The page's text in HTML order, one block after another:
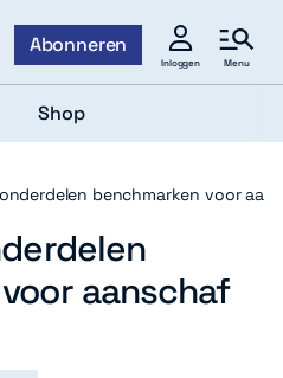
Abonneren
Inloggen Menu
Shop
benchmarken voor
aanschaf